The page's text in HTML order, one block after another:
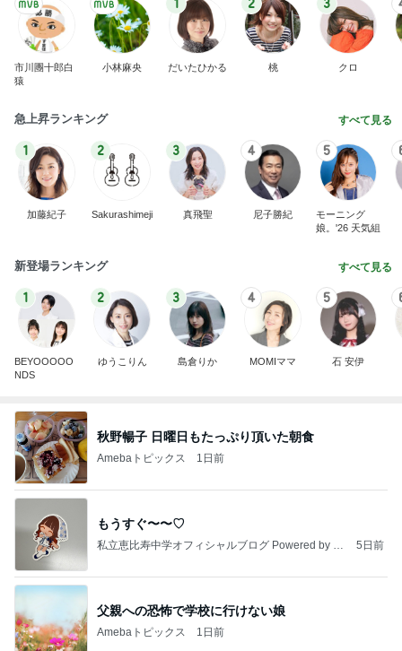
市川團十郎白
猿
小林麻央
1
だいたひかる
2
桃
3
クロ
急上昇ランキング すべて見る
1
加藤紀子
2
Sakurashimeji
3
真飛聖
4
尼子勝紀
5
モーニング
娘。'26 天気組
新登場ランキング すべて見る
1
BEYOOOOO
NDS
2
ゆうこりん
3
島倉りか
4
MOMIママ
5
石 安伊
秋野暢子 日曜日もたっぷり頂いた朝食
Amebaトピックス 1日前
もうすぐ〜〜♡
私立恵比寿中学オフィシャルブログ Powered by A
5日前
父親への恐怖で学校に行けない娘
Amebaトピックス 1日前